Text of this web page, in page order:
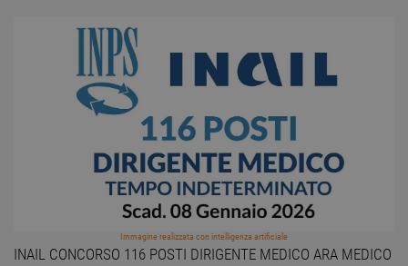
Immagine realizzata con intelligenza artificiale
INAIL CONCORSO 116 POSTI DIRIGENTE MEDICO ARA MEDICO